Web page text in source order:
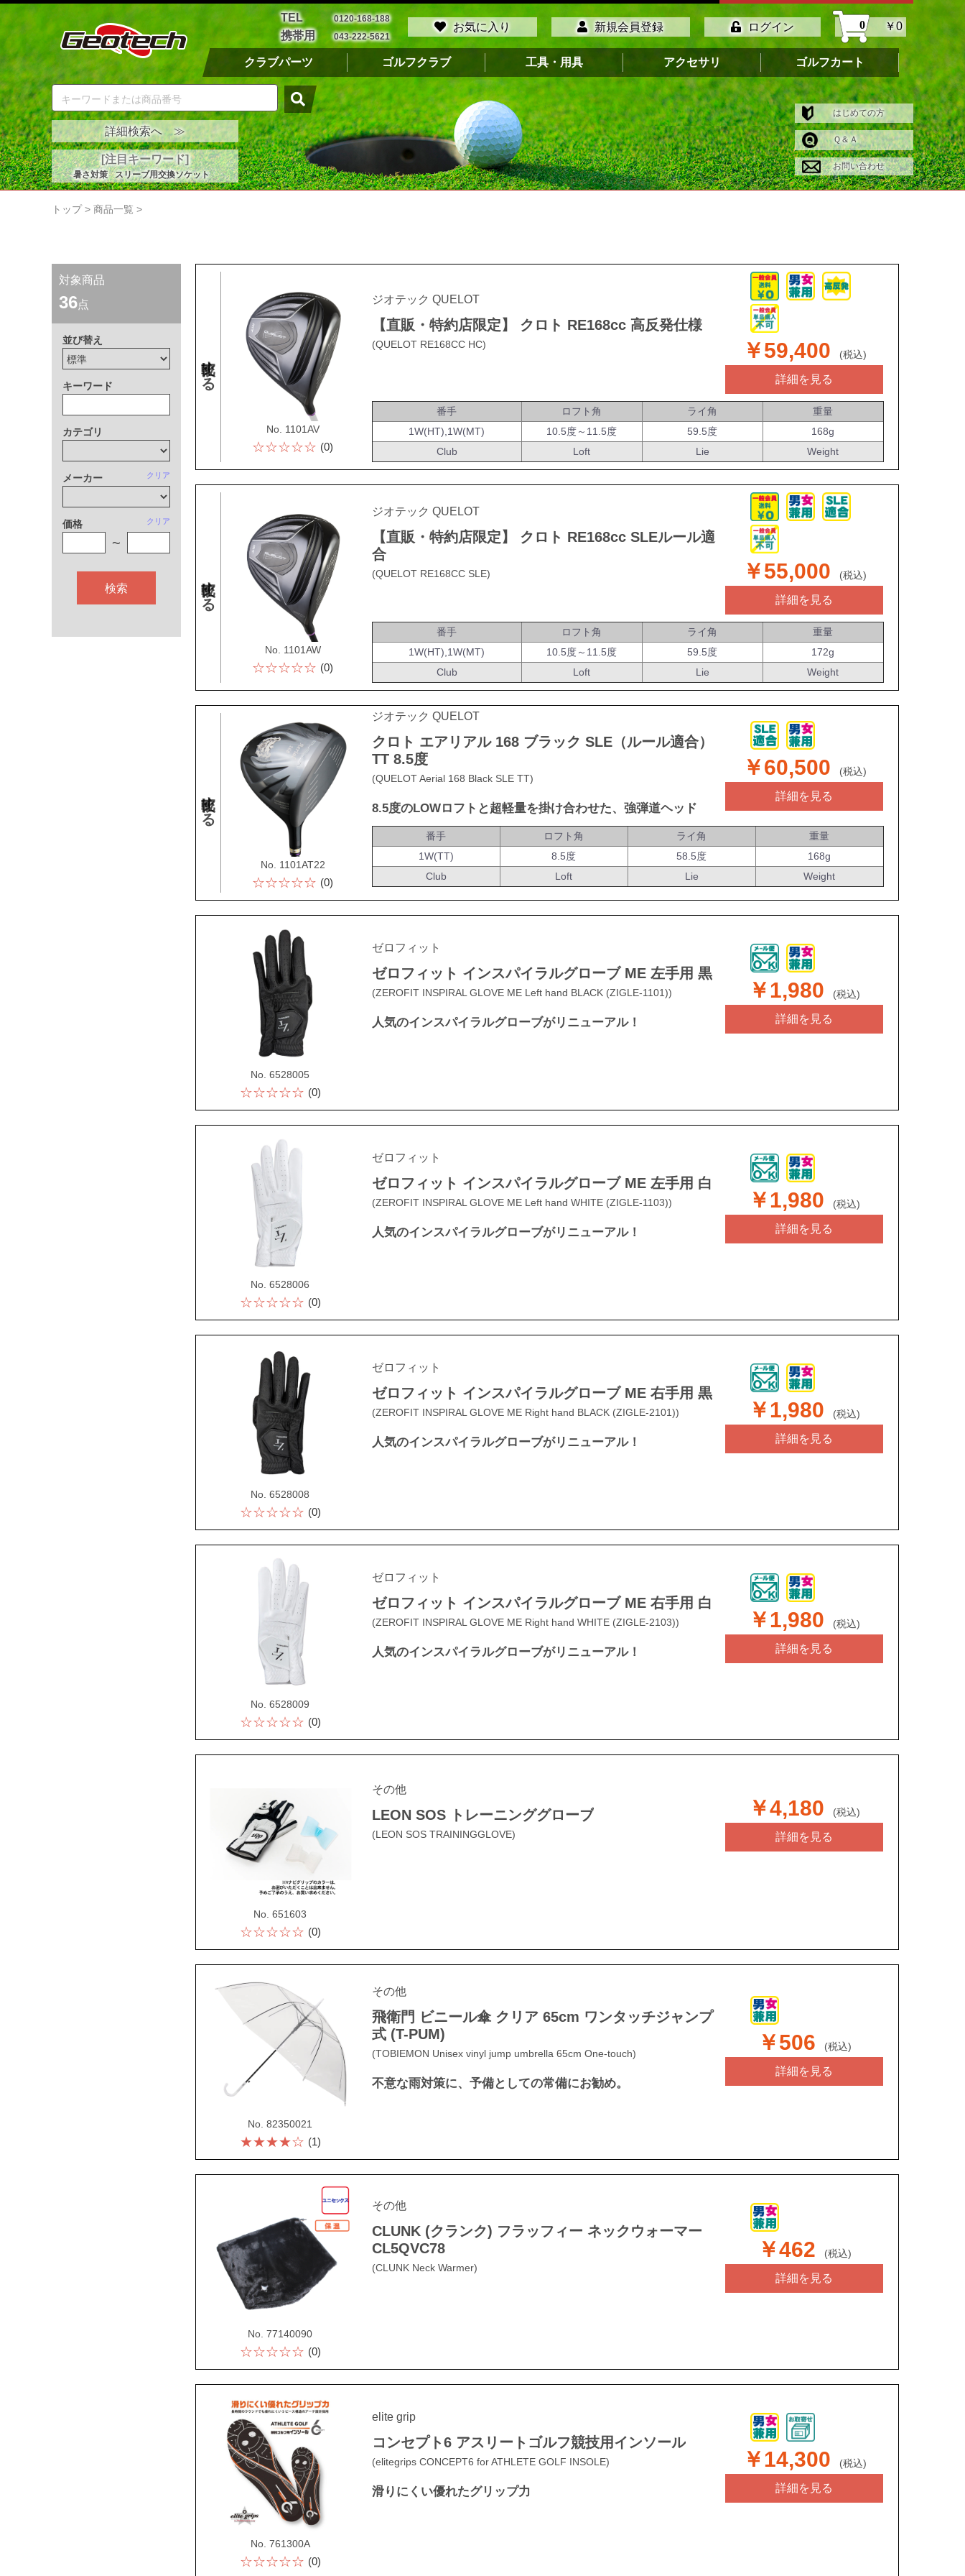
TEL 0120-168-188
携帯用 043-222-5621
お気に入り 新規会員登録 ログイン 0 ￥0
クラブパーツ ゴルフクラブ 工具・用具 アクセサリ ゴルフカート
詳細検索へ ≫
[注目キーワード]
暑さ対策 スリーブ用交換ソケット
はじめての方
Ｑ＆Ａ
お問い合わせ
トップ > 商品一覧 >
対象商品
36点
並び替え
キーワード
カテゴリ
メーカー クリア
価格 クリア
~
検索
比較する
No. 1101AV
☆☆☆☆☆ (0)
ジオテック QUELOT
【直販・特約店限定】 クロト RE168cc 高反発仕様
(QUELOT RE168CC HC) ￥59,400 (税込)
詳細を見る
番手 ロフト角 ライ角
重量
1W(HT),1W(MT)
10.5度～11.5度 59.5度
168g
Club
Loft Lie Weight
比較する
No. 1101AW
☆☆☆☆☆ (0)
ジオテック QUELOT
【直販・特約店限定】 クロト RE168cc SLEルール適
合
(QUELOT RE168CC SLE) ￥55,000 (税込)
詳細を見る
番手 ロフト角 ライ角
重量
1W(HT),1W(MT)
10.5度～11.5度 59.5度
172g
Club
Loft Lie Weight
比較する
No. 1101AT22
☆☆☆☆☆ (0)
ジオテック QUELOT
クロト エアリアル 168 ブラック SLE（ルール適合）
TT 8.5度
(QUELOT Aerial 168 Black SLE TT)
8.5度のLOWロフトと超軽量を掛け合わせた、強弾道ヘッド
￥60,500 (税込)
詳細を見る
番手 ロフト角 ライ角
重量
1W(TT)
8.5度 58.5度
168g
Club
Loft Lie Weight
No. 6528005
☆☆☆☆☆ (0)
ゼロフィット
ゼロフィット インスパイラルグローブ ME 左手用 黒
(ZEROFIT INSPIRAL GLOVE ME Left hand BLACK (ZIGLE-1101))
人気のインスパイラルグローブがリニューアル！
￥1,980 (税込)
詳細を見る
No. 6528006
☆☆☆☆☆ (0)
ゼロフィット
ゼロフィット インスパイラルグローブ ME 左手用 白
(ZEROFIT INSPIRAL GLOVE ME Left hand WHITE (ZIGLE-1103))
人気のインスパイラルグローブがリニューアル！
￥1,980 (税込)
詳細を見る
No. 6528008
☆☆☆☆☆ (0)
ゼロフィット
ゼロフィット インスパイラルグローブ ME 右手用 黒
(ZEROFIT INSPIRAL GLOVE ME Right hand BLACK (ZIGLE-2101))
人気のインスパイラルグローブがリニューアル！
￥1,980 (税込)
詳細を見る
No. 6528009
☆☆☆☆☆ (0)
ゼロフィット
ゼロフィット インスパイラルグローブ ME 右手用 白
(ZEROFIT INSPIRAL GLOVE ME Right hand WHITE (ZIGLE-2103))
人気のインスパイラルグローブがリニューアル！
￥1,980 (税込)
詳細を見る
No. 651603
☆☆☆☆☆ (0)
その他
LEON SOS トレーニンググローブ
(LEON SOS TRAININGGLOVE)
￥4,180 (税込)
詳細を見る
No. 82350021
★★★★☆ (1)
その他
飛衛門 ビニール傘 クリア 65cm ワンタッチジャンプ
式 (T-PUM)
(TOBIEMON Unisex vinyl jump umbrella 65cm One-touch)
不意な雨対策に、予備としての常備にお勧め。
￥506 (税込)
詳細を見る
No. 77140090
☆☆☆☆☆ (0)
その他
CLUNK (クランク) フラッフィー ネックウォーマー
CL5QVC78
(CLUNK Neck Warmer)
￥462 (税込)
詳細を見る
No. 761300A
☆☆☆☆☆ (0)
elite grip
コンセプト6 アスリートゴルフ競技用インソール
(elitegrips CONCEPT6 for ATHLETE GOLF INSOLE)
滑りにくい優れたグリップ力
￥14,300 (税込)
詳細を見る